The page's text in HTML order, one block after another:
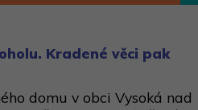
Kradené věci pak
domu v obci Vysoká nad